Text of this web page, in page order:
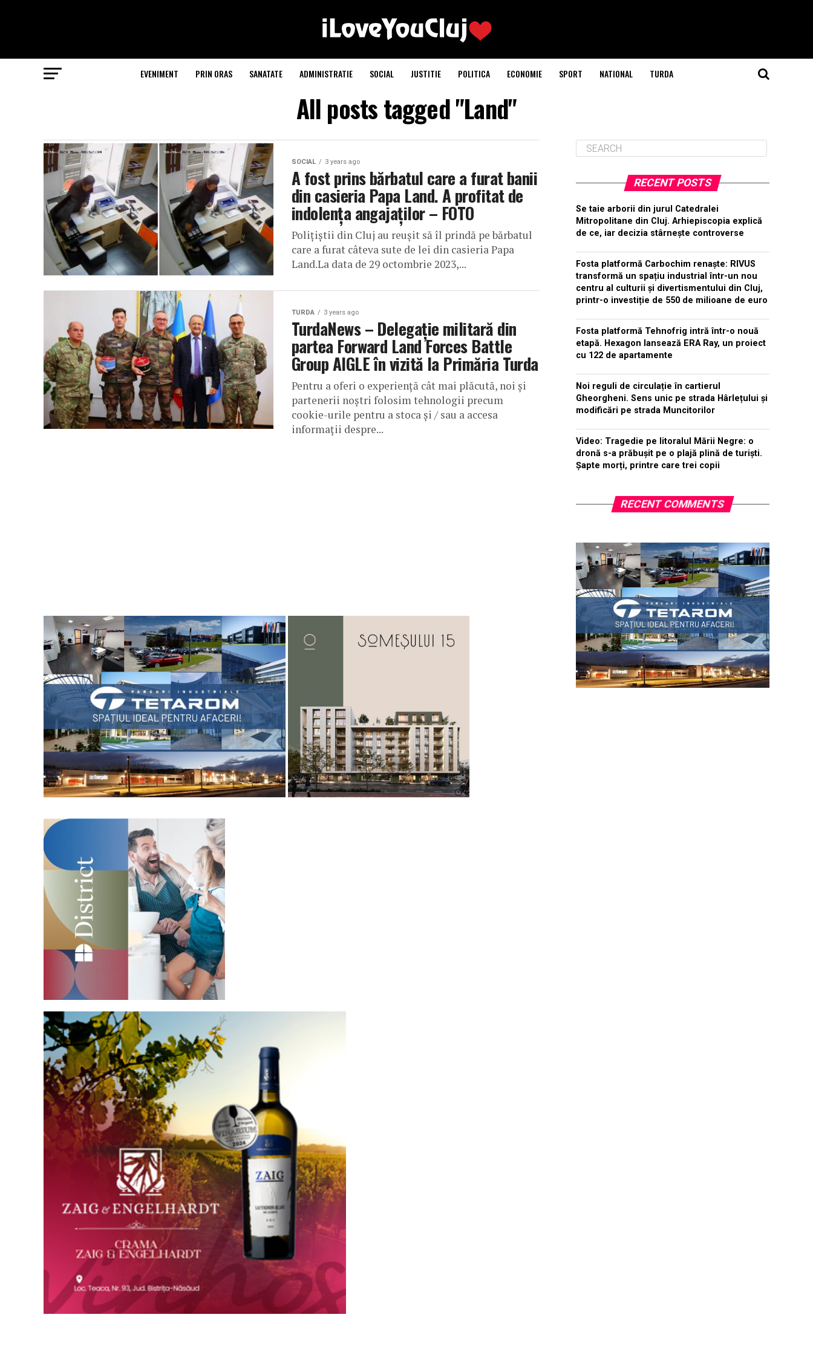
EVENIMENT PRIN ORAS SANATATE ADMINISTRATIE SOCIAL JUSTITIE POLITICA ECONOMIE SPORT NATIONAL TURDA
All posts tagged "Land"
SOCIAL 3 years ago
A fost prins bărbatul care a furat banii
din casieria Papa Land. A profitat de
indolența angajaților – FOTO
Polițiștii din Cluj au reușit să îl prindă pe bărbatul
care a furat câteva sute de lei din casieria Papa
Land.La data de 29 octombrie 2023,...
TURDA 3 years ago
TurdaNews – Delegație militară din
partea Forward Land Forces Battle
Group AIGLE în vizită la Primăria Turda
Pentru a oferi o experiență cât mai plăcută, noi și
partenerii noștri folosim tehnologii precum
cookie-urile pentru a stoca și / sau a accesa
informații despre...
RECENT POSTS
Se taie arborii din jurul Catedralei
Mitropolitane din Cluj. Arhiepiscopia explică
de ce, iar decizia stârnește controverse
Fosta platformă Carbochim renaște: RIVUS
transformă un spațiu industrial într-un nou
centru al culturii și divertismentului din Cluj,
printr-o investiție de 550 de milioane de euro
Fosta platformă Tehnofrig intră într-o nouă
etapă. Hexagon lansează ERA Ray, un proiect
cu 122 de apartamente
Noi reguli de circulație în cartierul
Gheorgheni. Sens unic pe strada Hârlețului și
modificări pe strada Muncitorilor
Video: Tragedie pe litoralul Mării Negre: o
dronă s-a prăbușit pe o plajă plină de turiști.
Șapte morți, printre care trei copii
RECENT COMMENTS